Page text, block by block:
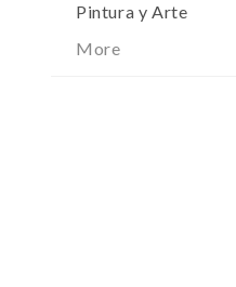
Pintura y Arte
More